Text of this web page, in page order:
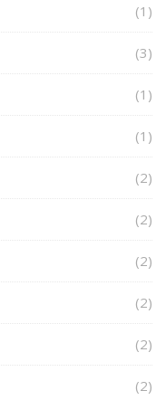
(1)
(3)
(1)
(1)
(2)
(2)
(2)
(2)
(2)
(2)